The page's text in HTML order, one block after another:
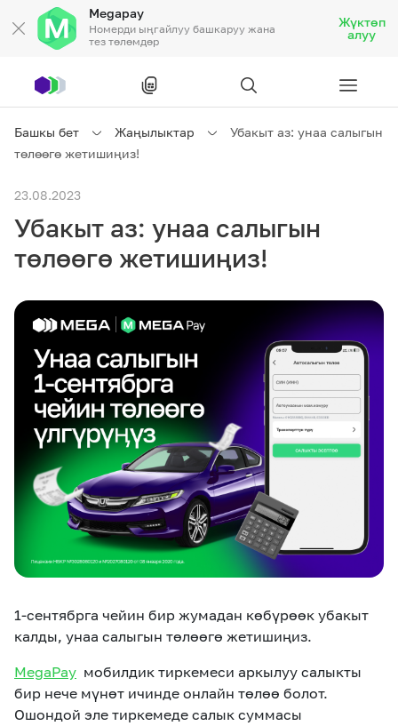
Megapay
Номерди ыңгайлуу башкаруу жана
тез төлөмдөр
Жүктөп
алуу
Жеке кардарларга
Ишкердик үчүн
Байланыш
Тарифтер Акциялар Роуминг
eSIM M2M
Кызматтар
Кызматтар Көңүл ачуучу Соц. тармактар
Чалуулар жана
Номерди тандоо SIM жеткирүү
Компания
Биз жөнүндө Жаңылыктар MEGAда иште
Өнөктөштөргө
Офис картасы
Кызмат көрсөтүүлөр
MegaTV MegaPay MegaKassa
Башкы бет Жаңылыктар
Убакыт аз: унаа салыгын
төлөөгө жетишиңиз!
23.08.2023
Убакыт аз: унаа салыгын
төлөөгө жетишиңиз!
1-сентябрга чейин бир жумадан көбүрөөк убакыт
калды, унаа салыгын төлөөгө жетишиңиз.
MegaPay мобилдик тиркемеси аркылуу салыкты
бир нече мүнөт ичинде онлайн төлөө болот.
Ошондой эле тиркемеде салык суммасы